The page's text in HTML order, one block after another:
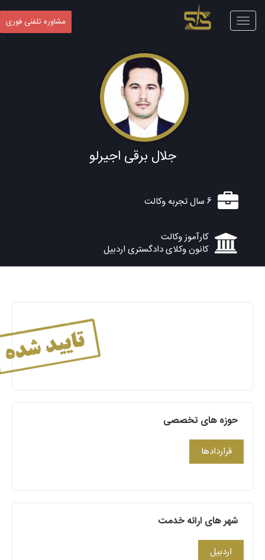
Toggle
navigation
مشاوره تلفنی فوری
جلال برقی اجیرلو
6 سال تجربه وکالت
کارآموز وکالت
کانون وکلای دادگستری اردبیل
حوزه های تخصصی
قراردادها
شهر های ارائه خدمت
اردبیل